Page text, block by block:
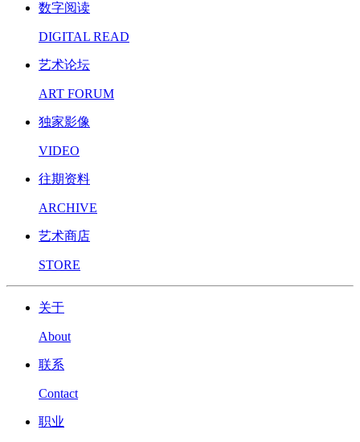
数字阅读
DIGITAL READ
艺术论坛
ART FORUM
独家影像
VIDEO
往期资料
ARCHIVE
艺术商店
STORE
关于
About
联系
Contact
职业